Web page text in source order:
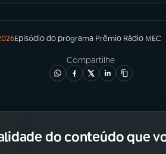
Episódiodo programa Prêmio Rádio MEC
Compartilhe
do conteúdo que